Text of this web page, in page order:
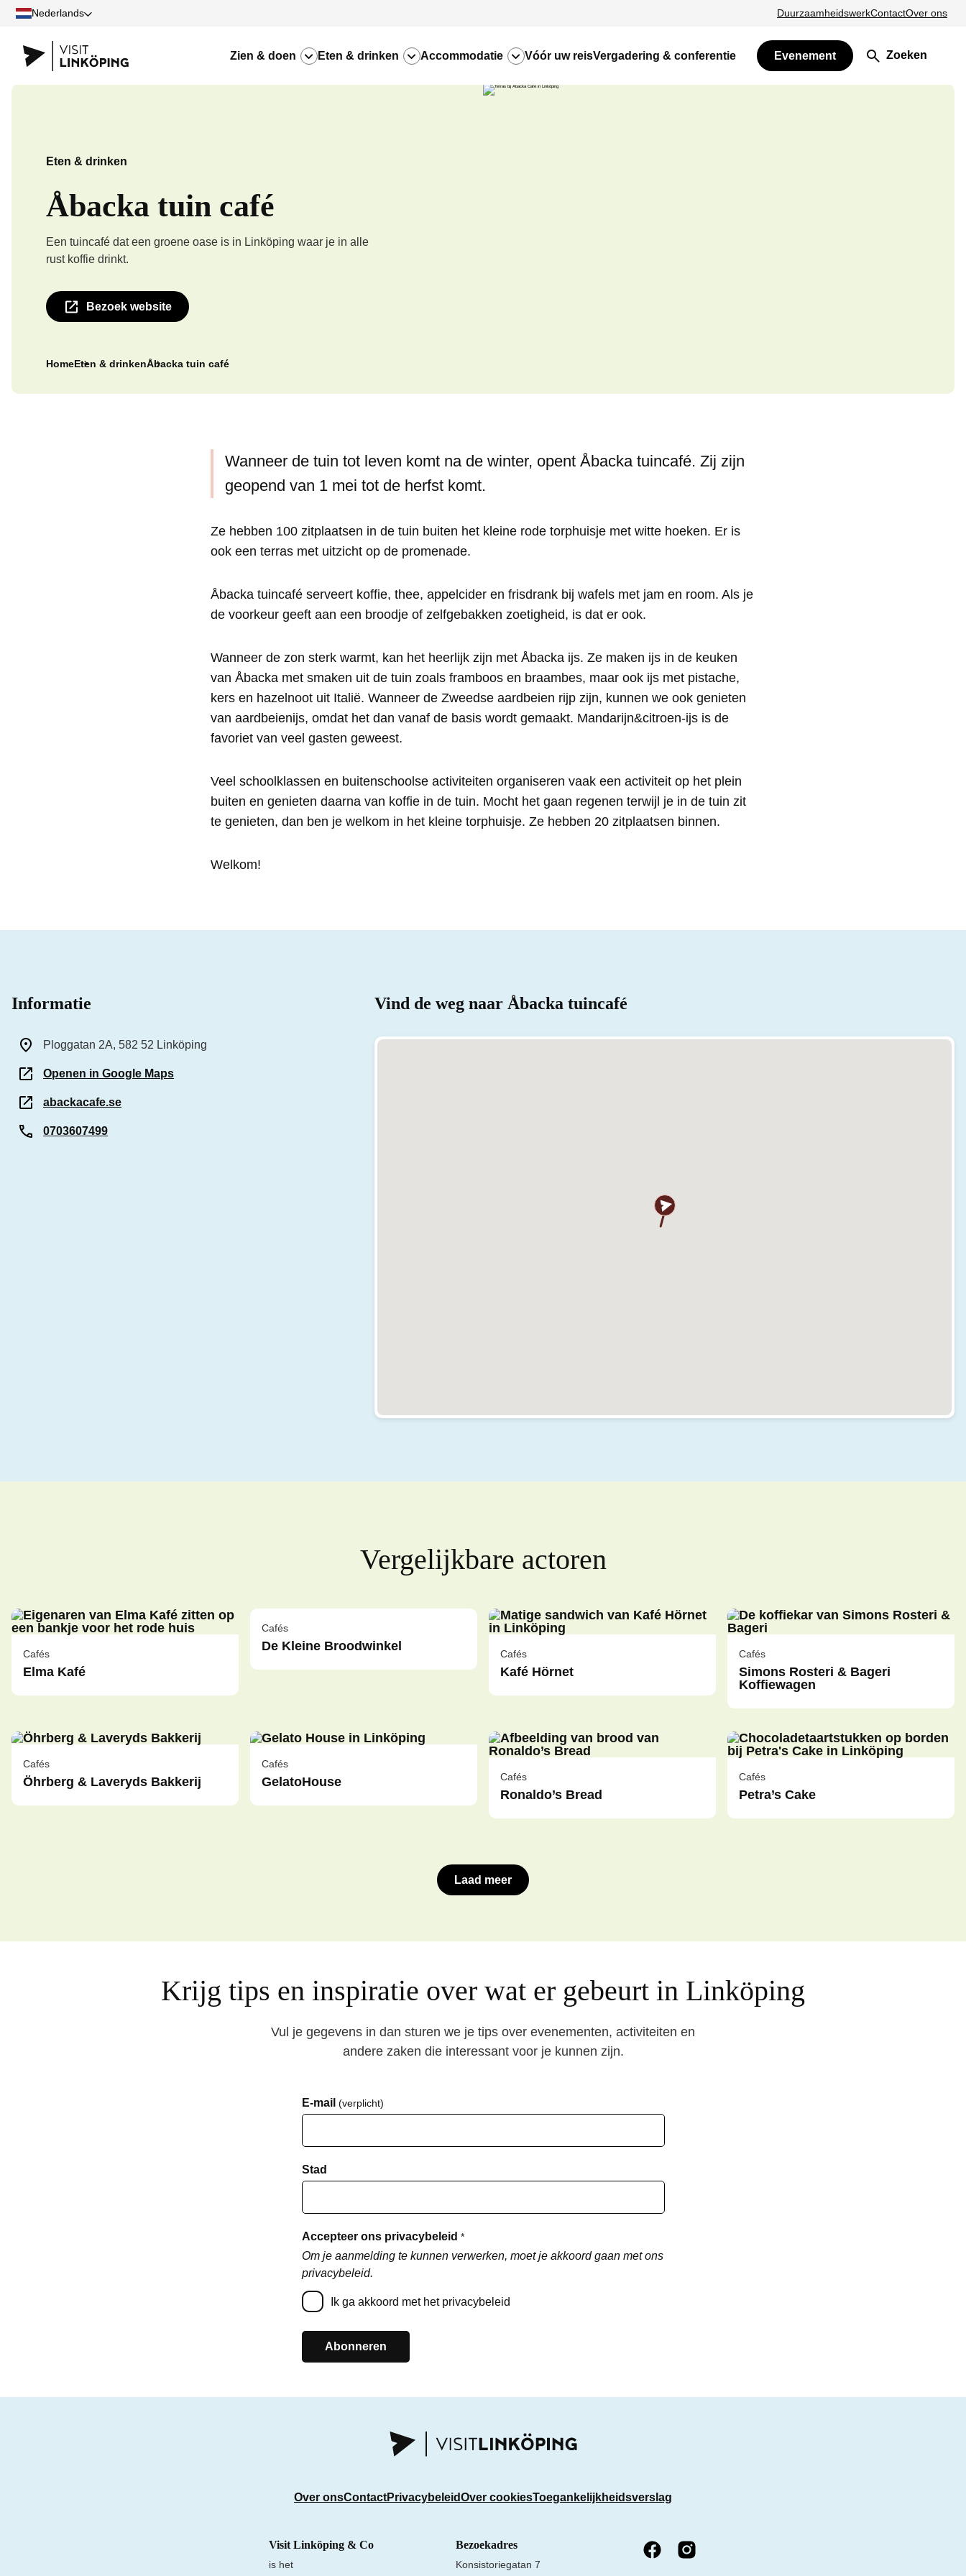
Nederlands DuurzaamheidswerkContactOver ons
Zien & doen Eten & drinken Accommodatie Vóór uw reisVergadering & conferentie Evenement Zoeken
Eten & drinken
Åbacka tuin café
Een tuincafé dat een groene oase is in Linköping waar je in alle
rust koffie drinkt.
Bezoek website
HomeEten & drinkenÅbacka tuin café
Wanneer de tuin tot leven komt na de winter, opent Åbacka tuincafé. Zij zijn
geopend van 1 mei tot de herfst komt.
Ze hebben 100 zitplaatsen in de tuin buiten het kleine rode torphuisje met witte hoeken. Er is
ook een terras met uitzicht op de promenade.
Åbacka tuincafé serveert koffie, thee, appelcider en frisdrank bij wafels met jam en room. Als je
de voorkeur geeft aan een broodje of zelfgebakken zoetigheid, is dat er ook.
Wanneer de zon sterk warmt, kan het heerlijk zijn met Åbacka ijs. Ze maken ijs in de keuken
van Åbacka met smaken uit de tuin zoals framboos en braambes, maar ook ijs met pistache,
kers en hazelnoot uit Italië. Wanneer de Zweedse aardbeien rijp zijn, kunnen we ook genieten
van aardbeienijs, omdat het dan vanaf de basis wordt gemaakt. Mandarijn&citroen-ijs is de
favoriet van veel gasten geweest.
Veel schoolklassen en buitenschoolse activiteiten organiseren vaak een activiteit op het plein
buiten en genieten daarna van koffie in de tuin. Mocht het gaan regenen terwijl je in de tuin zit
te genieten, dan ben je welkom in het kleine torphuisje. Ze hebben 20 zitplaatsen binnen.
Welkom!
Informatie
Ploggatan 2A, 582 52 Linköping
Openen in Google Maps
abackacafe.se
0703607499
Vind de weg naar Åbacka tuincafé
Vergelijkbare actoren
Cafés
Elma Kafé
Cafés
De Kleine Broodwinkel
Cafés
Kafé Hörnet
Cafés
Simons Rosteri & Bageri
Koffiewagen
Cafés
Öhrberg & Laveryds Bakkerij
Cafés
GelatoHouse Cafés
Ronaldo’s Bread
Cafés
Petra’s Cake
Laad meer
Krijg tips en inspiratie over wat er gebeurt in Linköping
Vul je gegevens in dan sturen we je tips over evenementen, activiteiten en
andere zaken die interessant voor je kunnen zijn.
E-mail (verplicht)
Stad
Accepteer ons privacybeleid *
Om je aanmelding te kunnen verwerken, moet je akkoord gaan met ons
privacybeleid.
Ik ga akkoord met het privacybeleid
Abonneren
Over onsContactPrivacybeleidOver cookiesToegankelijkheidsverslag
Visit Linköping & Co
is het
Bezoekadres
Konsistoriegatan 7